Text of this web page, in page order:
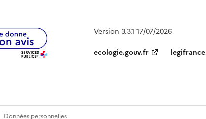
Version 3.3.1 17/07/2026
ecologie.gouv.fr
Données personnelles